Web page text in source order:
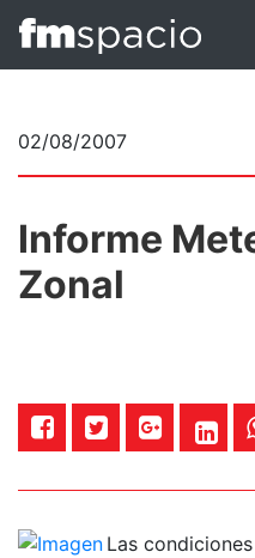
02/08/2007
Informe
Zonal
Las